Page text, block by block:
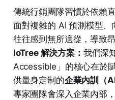
傳統行銷團隊習慣於依賴
面對複雜的 AI 預測模型、
往往感到無所適從，導致
IoTree 解決方案： 我們深
Accessible」的核心在於
供量身定制的企業內訓（
專家團隊會深入企業內部